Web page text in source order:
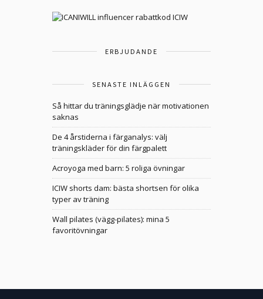
ERBJUDANDE
SENASTE INLÄGGEN
Så hittar du träningsglädje när motivationen
saknas
De 4 årstiderna i färganalys: välj
träningskläder för din färgpalett
Acroyoga med barn: 5 roliga övningar
ICIW shorts dam: bästa shortsen för olika
typer av träning
Wall pilates (vägg-pilates): mina 5
favoritövningar